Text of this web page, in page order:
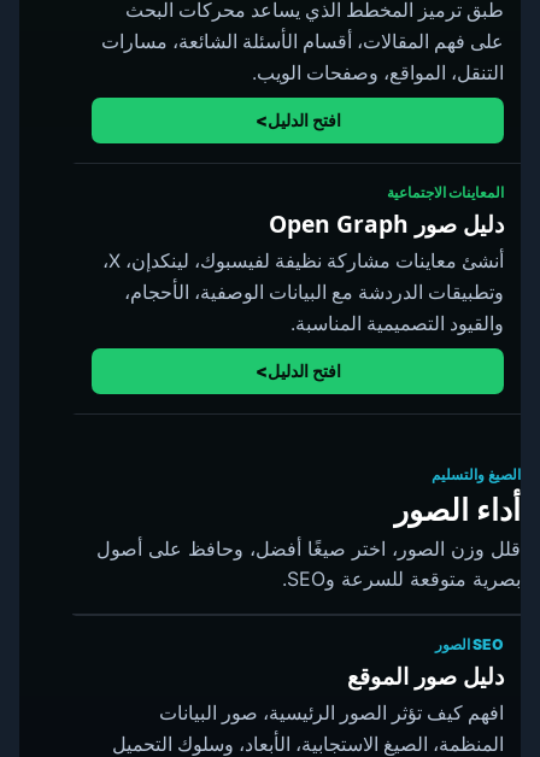
طبق ترميز المخطط الذي يساعد محركات البحث
على فهم المقالات، أقسام الأسئلة الشائعة، مسارات
التنقل، المواقع، وصفحات الويب.
افتح الدليل
المعاينات الاجتماعية
دليل صور Open Graph
أنشئ معاينات مشاركة نظيفة لفيسبوك، لينكدإن، X،
وتطبيقات الدردشة مع البيانات الوصفية، الأحجام،
والقيود التصميمية المناسبة.
افتح الدليل
الصيغ والتسليم
أداء الصور
قلل وزن الصور، اختر صيغًا أفضل، وحافظ على أصول
بصرية متوقعة للسرعة وSEO.
SEO الصور
دليل صور الموقع
افهم كيف تؤثر الصور الرئيسية، صور البيانات
المنظمة، الصيغ الاستجابية، الأبعاد، وسلوك التحميل